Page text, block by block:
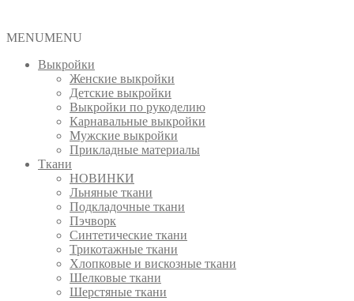
MENUMENU
Выкройки
Женские выкройки
Детские выкройки
Выкройки по рукоделию
Карнавальные выкройки
Мужские выкройки
Прикладные материалы
Ткани
НОВИНКИ
Льняные ткани
Подкладочные ткани
Пэчворк
Синтетические ткани
Трикотажные ткани
Хлопковые и вискозные ткани
Шелковые ткани
Шерстяные ткани